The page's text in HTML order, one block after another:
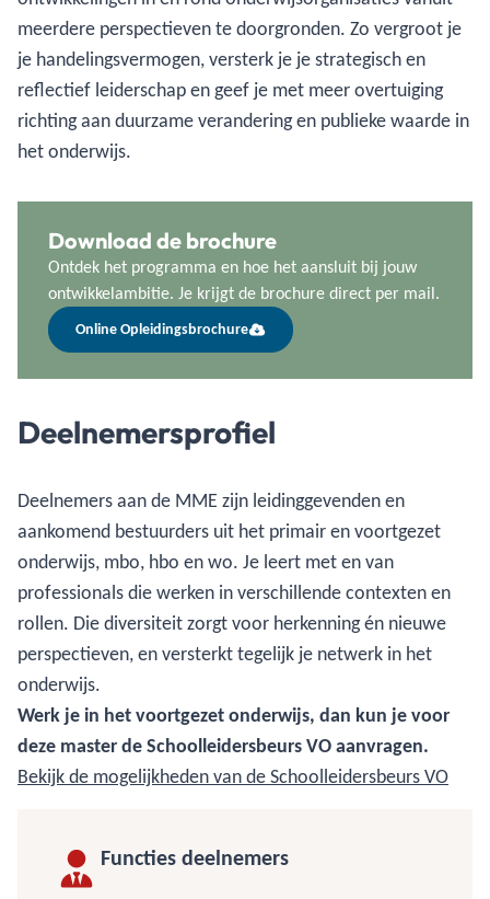
meerdere perspectieven te doorgronden. Zo vergroot je
je handelingsvermogen, versterk je je strategisch en
reflectief leiderschap en geef je met meer overtuiging
richting aan duurzame verandering en publieke waarde in
het onderwijs.
Download de brochure
Ontdek het programma en hoe het aansluit bij jouw
ontwikkelambitie. Je krijgt de brochure direct per mail.
Online Opleidingsbrochure
Deelnemersprofiel
Deelnemers aan de MME zijn leidinggevenden en
aankomend bestuurders uit het primair en voortgezet
onderwijs, mbo, hbo en wo. Je leert met en van
professionals die werken in verschillende contexten en
rollen. Die diversiteit zorgt voor herkenning én nieuwe
perspectieven, en versterkt tegelijk je netwerk in het
onderwijs.
Werk je in het voortgezet onderwijs, dan kun je voor
deze master de Schoolleidersbeurs VO aanvragen.
Bekijk de mogelijkheden van de Schoolleidersbeurs VO
Functies deelnemers